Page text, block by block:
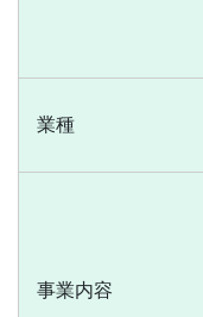
業種
事業内容